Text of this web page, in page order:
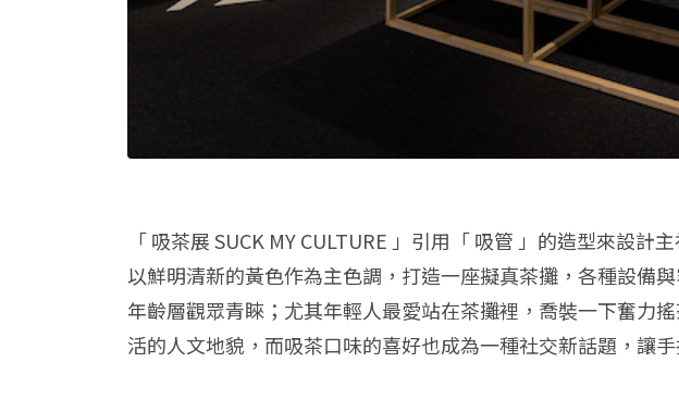
「 吸茶展 SUCK MY CULTURE 」引用「 吸管 」的造型來設
以鮮明清新的黃色作為主色調，打造一座擬真茶攤，各種設備
年齡層觀眾青睞；尤其年輕人最愛站在茶攤裡，喬裝一下奮力
活的人文地貌，而吸茶口味的喜好也成為一種社交新話題，讓